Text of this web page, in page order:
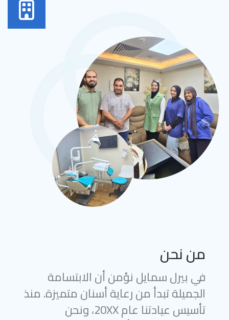
من نحن
في بيرل سمايل نؤمن أن الابتسامة
الجميلة تبدأ من رعاية أسنان متميزة. منذ
تأسيس عيادتنا عام 20XX، ونحن